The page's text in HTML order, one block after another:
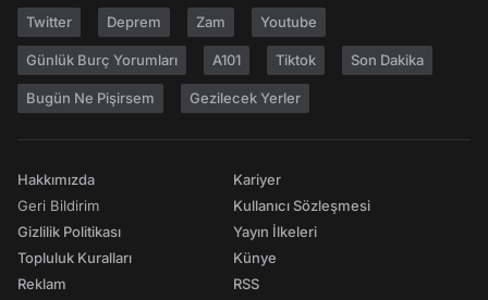
Twitter Deprem Zam Youtube
Günlük Burç Yorumları A101 Tiktok Son Dakika
Bugün Ne Pişirsem Gezilecek Yerler
Hakkımızda
Geri Bildirim
Gizlilik Politikası
Topluluk Kuralları
Reklam
Kariyer
Kullanıcı Sözleşmesi
Yayın İlkeleri
Künye
RSS